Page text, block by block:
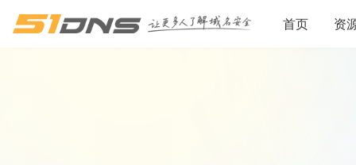
首页 资